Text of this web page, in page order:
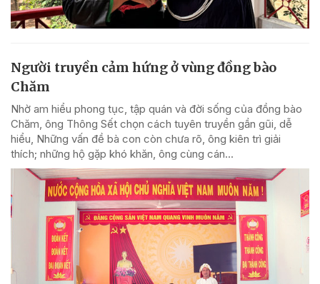
Người truyền cảm hứng ở vùng đồng bào
Chăm
Nhờ am hiểu phong tục, tập quán và đời sống của đồng bào
Chăm, ông Thông Sết chọn cách tuyên truyền gần gũi, dễ
hiểu, Những vấn đề bà con còn chưa rõ, ông kiên trì giải
thích; những hộ gặp khó khăn, ông cùng cán...